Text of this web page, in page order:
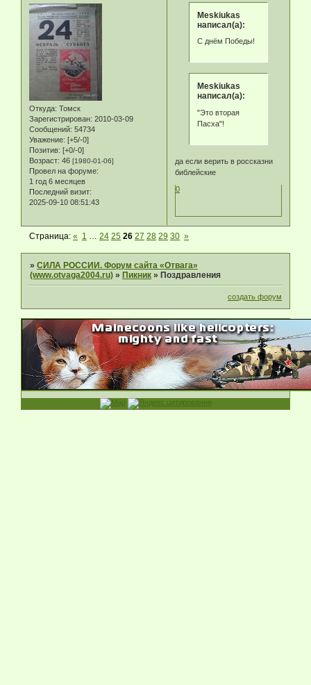
Откуда: Томск
Зарегистрирован: 2010-03-09
Сообщений: 54734
Уважение: [+5/-0]
Позитив: [+0/-0]
Возраст: 46 [1980-01-06]
Провел на форуме:
1 год 6 месяцев
Последний визит:
2025-09-10 08:51:43
Meskiukas
написал(а):
С днём Победы!
Meskiukas
написал(а):
"Это вторая
Пасха"!
да если верить в россказни
библейские
0
Страница:« 1 … 24 25 26 27 28 29 30 »
»СИЛА РОССИИ. Форум сайта «Отвага»
(www.otvaga2004.ru) »Пикник »Поздравления
создать форум